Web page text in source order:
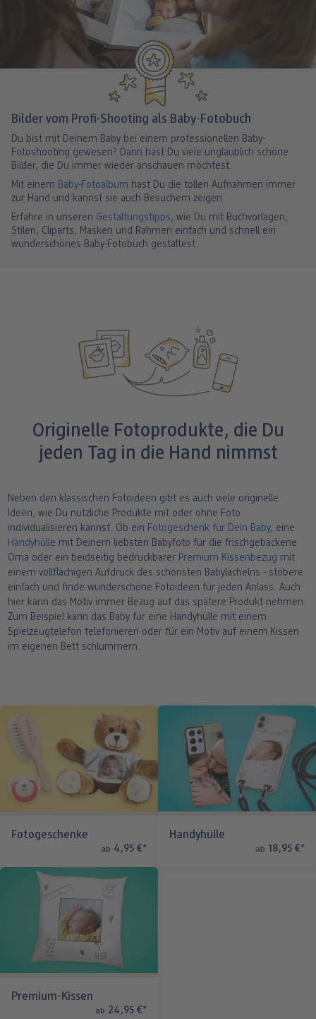
Bilder vom Profi-Shooting als Baby-Fotobuch
Du bist mit Deinem Baby bei einem professionellen Baby-
Fotoshooting gewesen? Dann hast Du viele unglaublich schöne
Bilder, die Du immer wieder anschauen möchtest.
Mit einem Baby-Fotoalbum hast Du die tollen Aufnahmen immer
zur Hand und kannst sie auch Besuchern zeigen.
Erfahre in unseren Gestaltungstipps , wie Du mit Buchvorlagen,
Stilen, Cliparts, Masken und Rahmen einfach und schnell ein
wunderschönes Baby-Fotobuch gestaltest.
Originelle Fotoprodukte, die Du
jeden Tag in die Hand nimmst
Neben den klassischen Fotoideen gibt es auch viele originelle
Ideen, wie Du nützliche Produkte mit oder ohne Foto
individualisieren kannst. Ob ein Fotogeschenk für Dein Baby, eine
Handyhülle mit Deinem liebsten Babyfoto für die frischgebackene
Oma oder ein beidseitig bedruckbarer Premium Kissenbezug mit
einem vollflächigen Aufdruck des schönsten Babylächelns - stöbere
einfach und finde wunderschöne Fotoideen für jeden Anlass. Auch
hier kann das Motiv immer Bezug auf das spätere Produkt nehmen.
Zum Beispiel kann das Baby für eine Handyhülle mit einem
Spielzeugtelefon telefonieren oder für ein Motiv auf einem Kissen
im eigenen Bett schlummern.
Fotogeschenke
ab 4,95 €*
Handyhülle
ab 18,95 €*
Premium-Kissen
ab 24,95 €*